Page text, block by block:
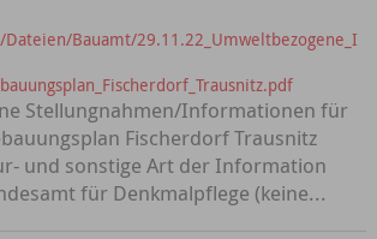
Bauamt/29.11.22_Umweltbezogene_I
Stellungnahmen/Informationen für
Fischerdorf Trausnitz
und sonstige Art der Information
für Denkmalpflege (keine...